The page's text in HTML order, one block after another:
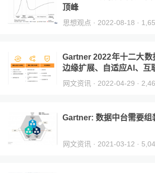
顶峰
思想观点 · 2022-08-18 ·
Gartner 2022年十二大数
边缘扩展、自适应AI、互
网文资讯 · 2022-04-29 ·
Gartner: 数据中台需要组
网文资讯 · 2021-03-12 ·